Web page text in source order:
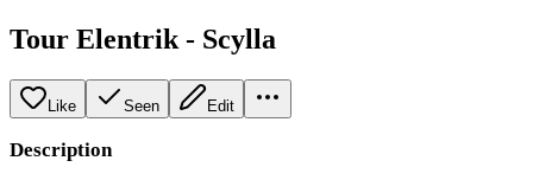
Tour Elentrik - Scylla
Like Seen Edit
Description